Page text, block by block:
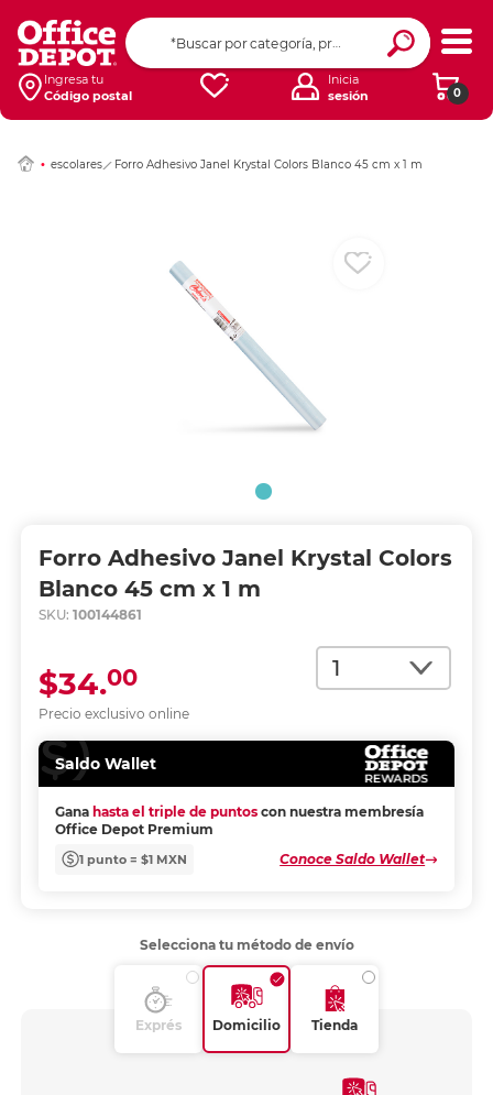
Ingresa tu
Código postal
0
Inicia
sesión
escolares Forro Adhesivo Janel Krystal Colors Blanco 45 cm x 1 m
Forro Adhesivo Janel Krystal Colors
Blanco 45 cm x 1 m
SKU: 100144861
Cantidad
Precio exclusivo online
$34.00
Saldo Wallet
Gana hasta el triple de puntos con nuestra membresía
Office Depot Premium
1 punto = $1 MXN Conoce Saldo Wallet
Ingresar Codigo
Selecciona tu método de envío
Exprés Domicilio Tienda